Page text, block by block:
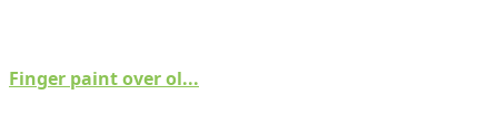
Finger paint over ol...